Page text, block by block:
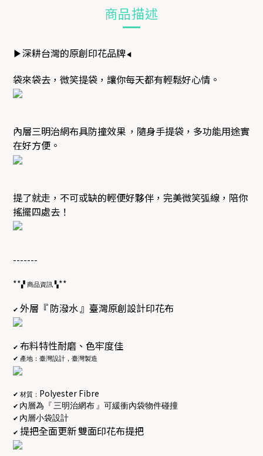
商品描述
▶深耕台灣的原創印花品牌◀
袋來袋去，微笑提袋，讓你每天都有輕鬆好心情。
內層三明治網布具防撞效果 ，隨身手提袋，多功能用途實
在好方便。
提了就走，不可或缺的輕便好夥伴， 完美微笑弧線 ，陪你
搖擺四處去！
-------
**▞ 商品資訊 ▚**
✔ 外層『防潑水』臺灣原創設計印花布
✔ 布料特性耐磨、色牢度佳
✔ 產地：臺灣設計，臺灣製造
✔ 材質： Polyester Fibre
✔ 內層為『 三明治網布 』可緩衝內袋物件碰撞
✔ 內層小袋設計
✔ 提把全面更新雙面印花布提把